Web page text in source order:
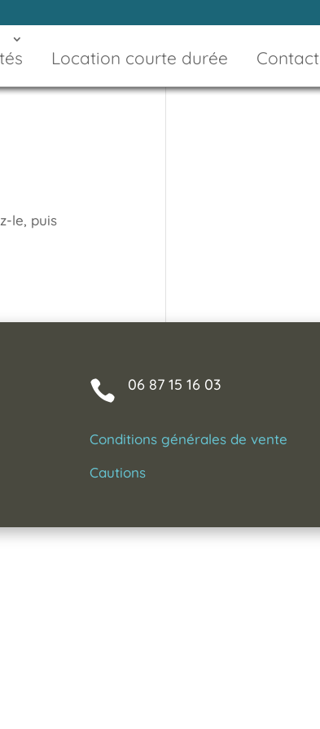
Location courte durée Contact
le, puis
 06 87 15 16 03
Conditions générales de vente
Cautions